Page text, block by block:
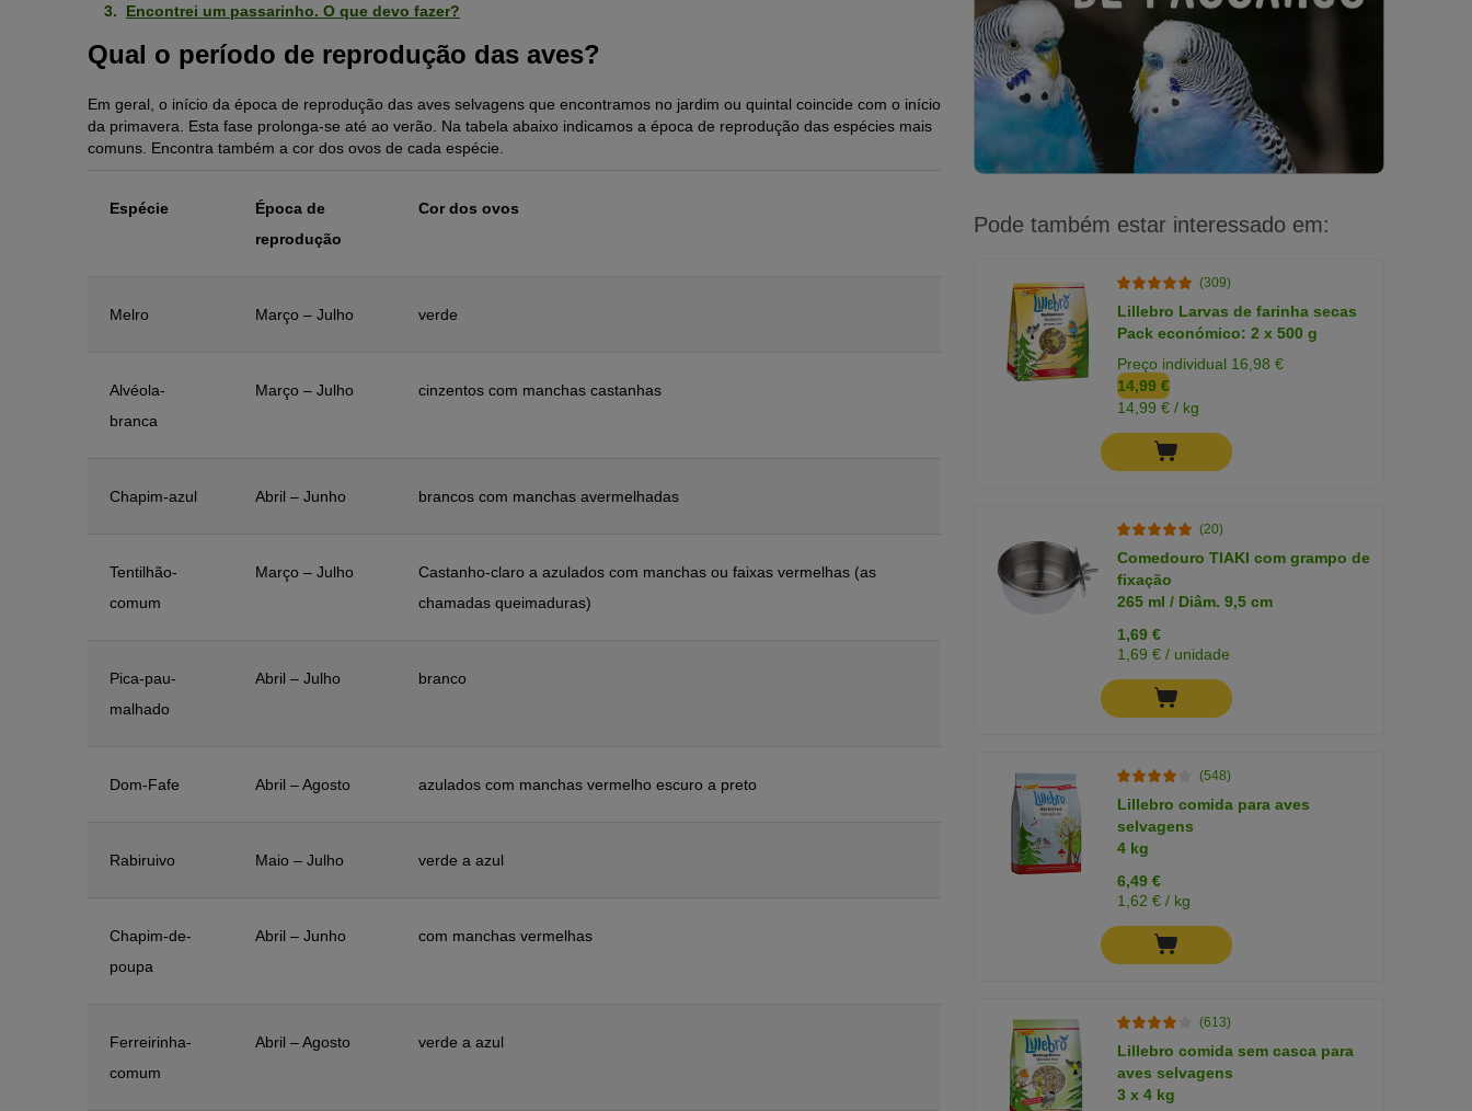
Encontrei um passarinho. O que devo fazer?
Qual o período de reprodução das aves?
Em geral, o início da época de reprodução das aves selvagens que encontramos no jardim ou quintal coincide com o início
da primavera. Esta fase prolonga-se até ao verão. Na tabela abaixo indicamos a época de reprodução das espécies mais
comuns. Encontra também a cor dos ovos de cada espécie.
Espécie
Época de
reprodução
Cor dos ovos
Melro Março – Julho verde
Alvéola-
branca
Março – Julho cinzentos com manchas castanhas
Chapim-azul Abril – Junho brancos com manchas avermelhadas
Tentilhão-
comum
Março – Julho
Castanho-claro a azulados com manchas ou faixas vermelhas (as
chamadas queimaduras)
Pica-pau-
malhado
Abril – Julho branco
Dom-Fafe Abril – Agosto azulados com manchas vermelho escuro a preto
Rabiruivo Maio – Julho verde a azul
Chapim-de-
poupa
Abril – Junho com manchas vermelhas
Ferreirinha-
comum
Abril – Agosto verde a azul
Pode também estar interessado em:
(309)
Lillebro Larvas de farinha secas
Pack económico: 2 x 500 g
Preço individual 16,98 €
14,99 €
14,99 € / kg
(20)
Comedouro TIAKI com grampo de
fixação
265 ml / Diâm. 9,5 cm
1,69 €
1,69 € / unidade
(548)
Lillebro comida para aves
selvagens
4 kg
6,49 €
1,62 € / kg
(613)
Lillebro comida sem casca para
aves selvagens
3 x 4 kg